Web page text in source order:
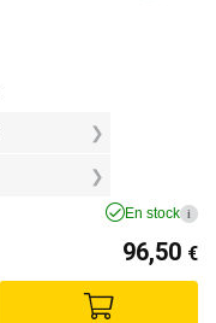
En stock i
96,50 €